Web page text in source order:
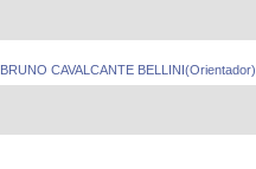
BRUNO CAVALCANTE BELLINI(Orientador)